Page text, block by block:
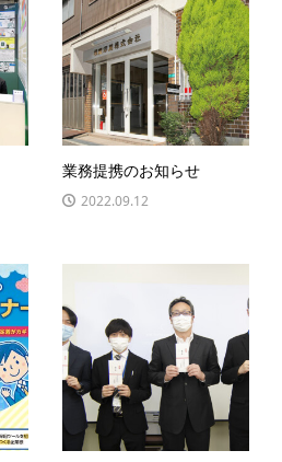
業務提携のお知らせ
2022.09.12